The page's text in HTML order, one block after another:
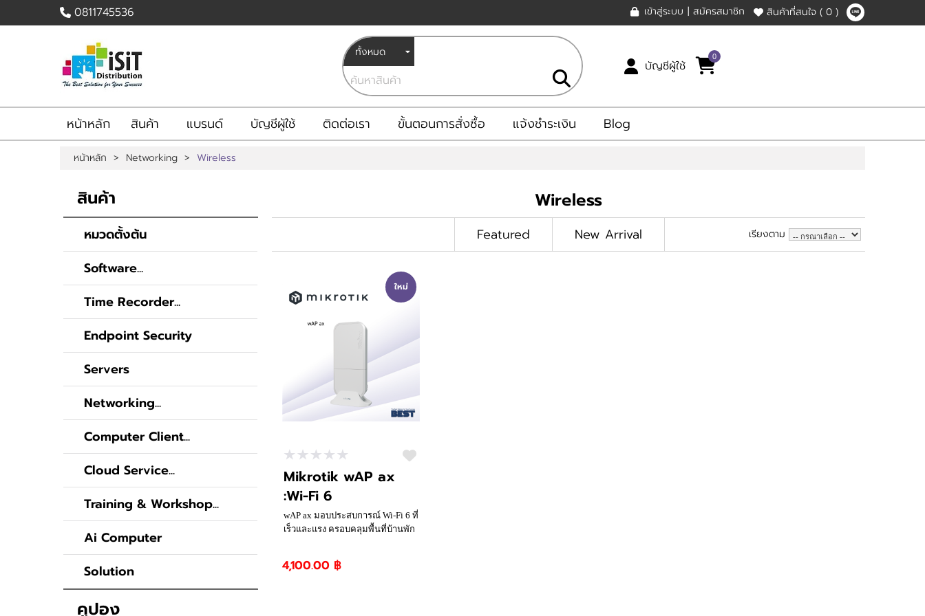
สินค้าที่สนใจ
สินค้า แบรนด์
ติดต่อเรา
ขั้นตอนการสั่งซื้อ
0811745536 เข้าสู่ระบบ | สมัครสมาชิก สินค้าที่สนใจ ( 0 )
บัญชีผู้ใช้
0
หน้าหลัก สินค้า แบรนด์ บัญชีผู้ใช้ ติดต่อเรา ขั้นตอนการสั่งซื้อ แจ้งชำระเงิน Blog
หน้าหลัก > Networking > Wireless
สินค้า
หมวดตั้งต้น
Software...
Time Recorder...
Endpoint Security
Servers
Networking...
Computer Client...
Cloud Service...
Training & Workshop...
Ai Computer
Solution
คูปอง
Wireless
Featured New Arrival เรียงตาม
ใหม่
Mikrotik wAP ax
:Wi-Fi 6
wAP ax มอบประสบการณ์ Wi-Fi 6 ที่
เร็วและแรง ครอบคลุมพื้นที่บ้านพัก
พื้นที่ห่างไกล และจุดรอรถโดยสาร
4,100.00 ฿